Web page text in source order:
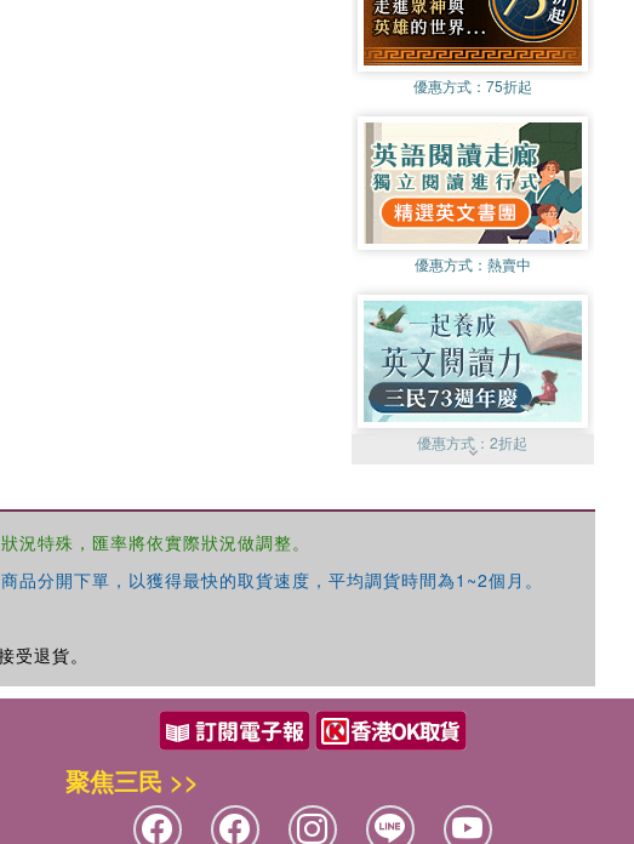
優惠方式： 75折起
優惠方式： 熱賣中
優惠方式：2折起
特殊，匯率將依實際狀況做調整。
分開下單，以獲得最快的取貨速度，平均調貨時間為1~2個月。
退貨。
聚焦三民 >>